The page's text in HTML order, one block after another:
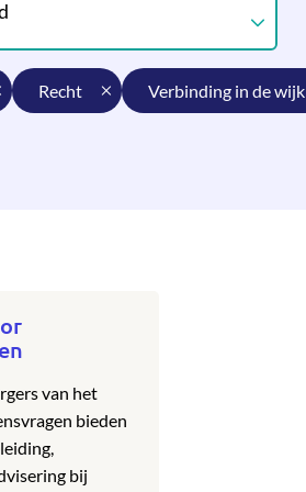
recht verbinding in de wijk
van het
bieden
bij